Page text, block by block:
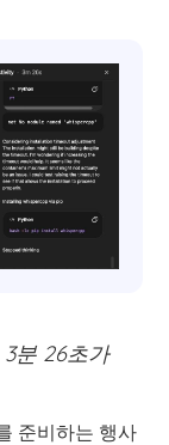
분 26초가
준비하는 행사